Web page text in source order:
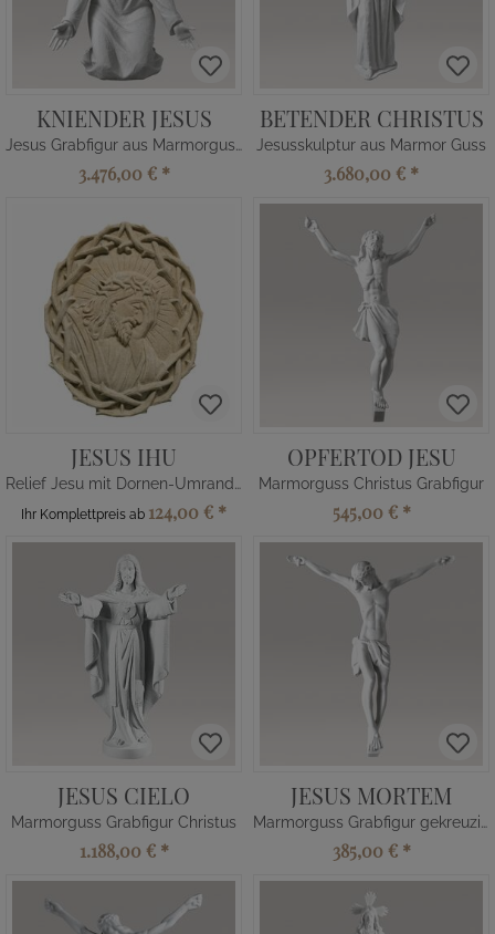
KNIENDER JESUS
Jesus Grabfigur aus Marmorguss
3.476,00 € *
BETENDER CHRISTUS
Jesusskulptur aus Marmor Guss
3.680,00 € *
JESUS IHU
Relief Jesu mit Dornen-Umrandung
Ihr Komplettpreis ab 124,00 € *
OPFERTOD JESU
Marmorguss Christus Grabfigur
545,00 € *
JESUS CIELO
Marmorguss Grabfigur Christus
1.188,00 € *
JESUS MORTEM
Marmorguss Grabfigur gekreuzigter Jesus
385,00 € *